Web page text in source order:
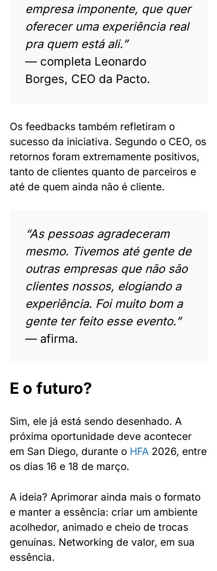
empresa imponente, que quer
oferecer uma experiência real
pra quem está ali.”
— completa Leonardo
Borges, CEO da Pacto.
Os feedbacks também refletiram o
sucesso da iniciativa. Segundo o CEO, os
retornos foram extremamente positivos,
tanto de clientes quanto de parceiros e
até de quem ainda não é cliente.
“As pessoas agradeceram
mesmo. Tivemos até gente de
outras empresas que não são
clientes nossos, elogiando a
experiência. Foi muito bom a
gente ter feito esse evento.”
— afirma.
E o futuro?
Sim, ele já está sendo desenhado. A
próxima oportunidade deve acontecer
em San Diego, durante o HFA 2026, entre
os dias 16 e 18 de março.
A ideia? Aprimorar ainda mais o formato
e manter a essência: criar um ambiente
acolhedor, animado e cheio de trocas
genuínas. Networking de valor, em sua
essência.